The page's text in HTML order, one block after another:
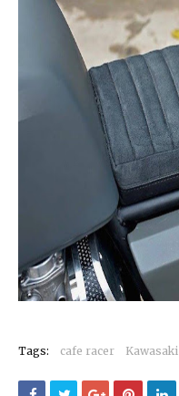
Tags: cafe racer Kawasaki